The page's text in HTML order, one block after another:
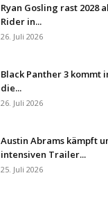
Ryan Gosling rast 2028
Rider in...
26. Juli 2026
Black Panther 3 kommt
die...
26. Juli 2026
Austin Abrams kämpft
intensiven Trailer...
25. Juli 2026